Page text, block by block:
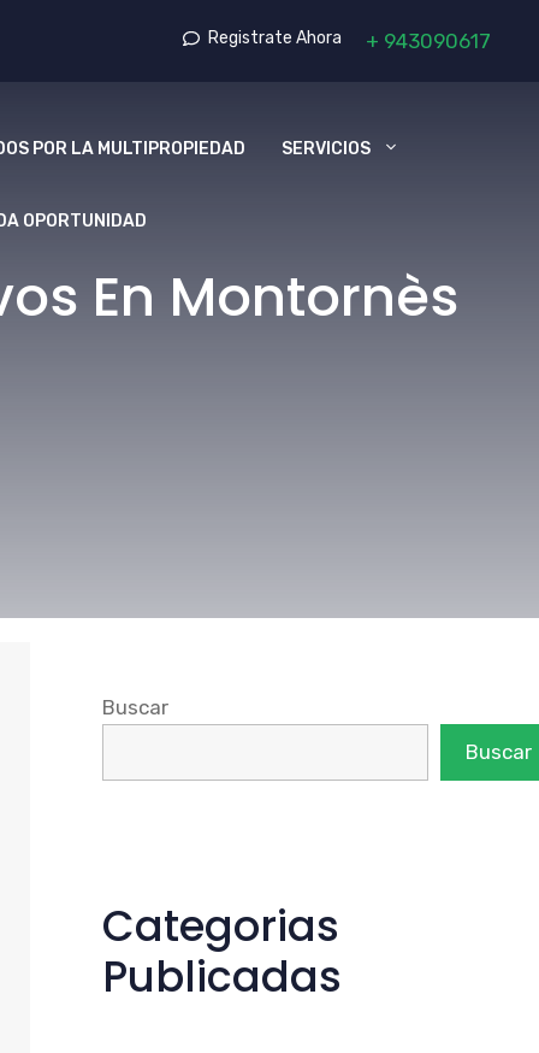
Registrate Ahora + 943090617
POR LA MULTIPROPIEDAD SERVICIOS
OPORTUNIDAD
En Montornès
Buscar
Buscar
Categorias
Publicadas